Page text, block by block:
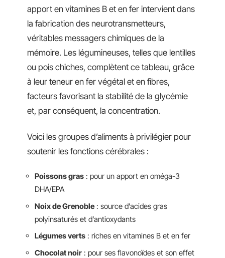
apport en vitamines B et en fer intervient dans
la fabrication des neurotransmetteurs,
véritables messagers chimiques de la
mémoire. Les légumineuses, telles que lentilles
ou pois chiches, complètent ce tableau, grâce
à leur teneur en fer végétal et en fibres,
facteurs favorisant la stabilité de la glycémie
et, par conséquent, la concentration.
Voici les groupes d’aliments à privilégier pour
soutenir les fonctions cérébrales :
Poissons gras : pour un apport en oméga-3
DHA/EPA
Noix de Grenoble : source d’acides gras
polyinsaturés et d’antioxydants
Légumes verts : riches en vitamines B et en fer
Chocolat noir : pour ses flavonoïdes et son effet